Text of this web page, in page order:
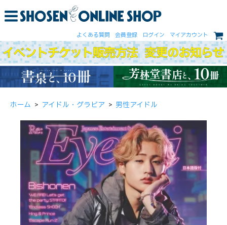
よくある質問 会員登録 ログイン マイアカウント
ホーム > アイドル・グラビア > 男性アイドル